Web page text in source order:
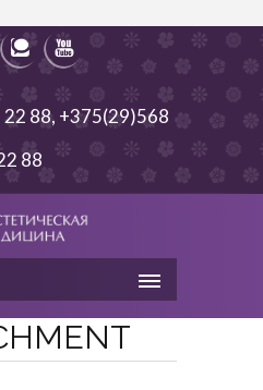
88, +375(29)568
88